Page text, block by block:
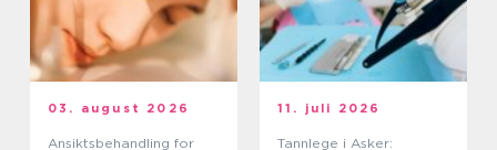
03. august 2026
Ansiktsbehandling for
11. juli 2026
Tannlege i Asker: